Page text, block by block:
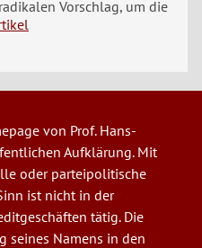
Vorschlag, um die
von Prof. Hans-
Aufklärung. Mit
oder parteipolitische
ist nicht in der
tätig. Die
seines Namens in den